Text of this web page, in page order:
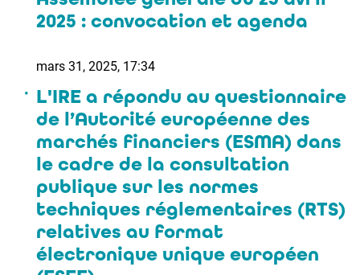
2025 : convocation et agenda
mars 31, 2025, 17:34
L'IRE a répondu au questionnaire
de l’Autorité européenne des
marchés financiers (ESMA) dans
le cadre de la consultation
publique sur les normes
techniques réglementaires (RTS)
relatives au format
électronique unique européen